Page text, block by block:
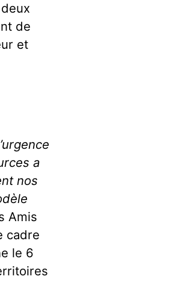
de
et
a
nos
Amis
cadre
le 6